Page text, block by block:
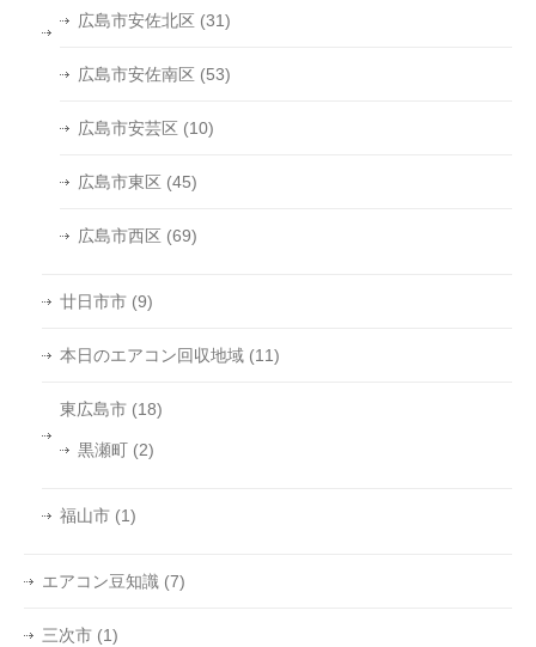
広島市安佐北区 (31)
広島市安佐南区 (53)
広島市安芸区 (10)
広島市東区 (45)
広島市西区 (69)
廿日市市 (9)
本日のエアコン回収地域 (11)
東広島市 (18)
黒瀬町 (2)
福山市 (1)
エアコン豆知識 (7)
三次市 (1)